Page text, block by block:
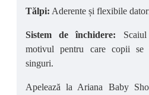
Tălpi: Aderente și flexibile
Sistem de închidere:
motivul pentru care copii se
singuri.
Apelează la Ariana Baby